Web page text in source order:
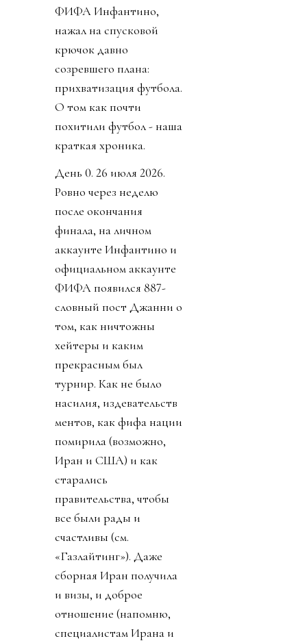
ФИФА Инфантино,
нажал на спусковой
крючок давно
созревшего плана:
прихватизация футбола.
О том как почти
похитили футбол - наша
краткая хроника.
День 0. 26 июля 2026.
Ровно через неделю
после окончания
финала, на личном
аккаунте Инфантино и
официальном аккаунте
ФИФА появился 887-
словный пост Джанни о
том, как ничтожны
хейтеры и каким
прекрасным был
турнир. Как не было
насилия, издевательств
ментов, как фифа нации
помирила (возможно,
Иран и США) и как
старались
правительства, чтобы
все были рады и
счастливы (см.
«Газлайтинг»). Даже
сборная Иран получила
и визы, и доброе
отношение (напомню,
специалистам Ирана и